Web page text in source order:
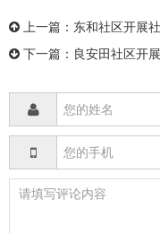
上一篇： 东和社区开展
下一篇： 良安田社区开